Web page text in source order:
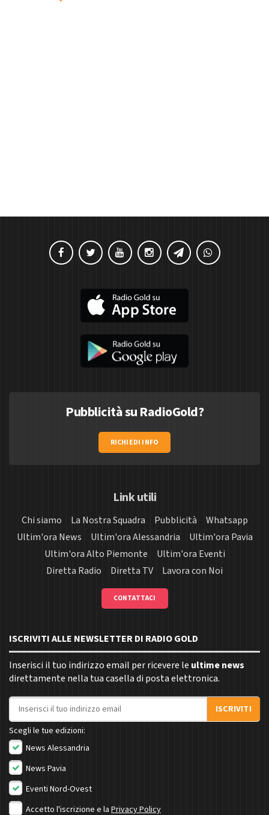
Pubblicità su RadioGold?
RICHIEDI INFO
Link utili
Chi siamo La Nostra Squadra Pubblicità
Whatsapp
Ultim'ora News
Ultim'ora Alessandria
Ultim'ora Pavia
Ultim'ora Alto Piemonte
Ultim'ora Eventi
Diretta Radio
Diretta TV Lavora con Noi
CONTATTACI
ISCRIVITI ALLE NEWSLETTER DI RADIO GOLD
Inserisci il tuo indirizzo email per ricevere le ultime news
direttamente nella tua casella di posta elettronica.
Indirizzo email
ISCRIVITI
Scegli le tue edizioni:
News Alessandria
News Pavia
Eventi Nord-Ovest
Accetto l'iscrizione e la Privacy Policy